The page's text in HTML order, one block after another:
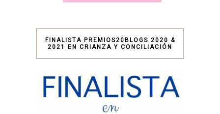
FINALISTA PREMIOS20BLOGS 2020 &
2021 EN CRIANZA Y CONCILIACIÓN